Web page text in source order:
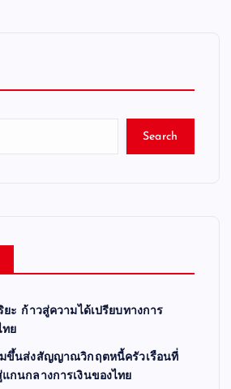
Search
ะ ก้าวสู่ความได้เปรียบทางการ
ทย
ขึ้นส่งสัญญาณวิกฤตหนี้ครัวเรือนที่
กนกลางการเงินของไทย